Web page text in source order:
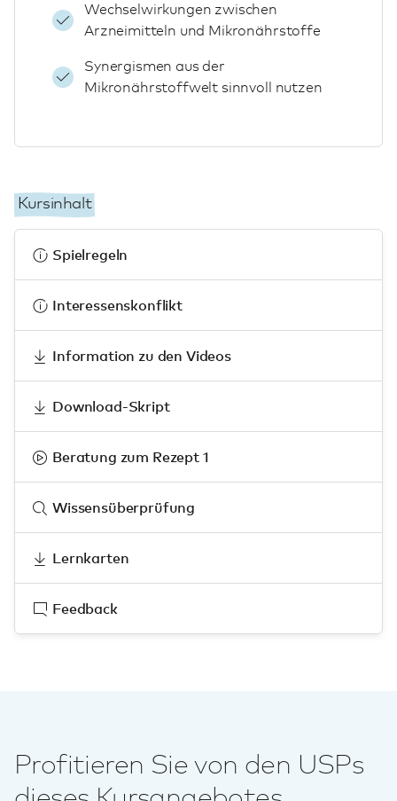
Wechselwirkungen zwischen
Arzneimitteln und Mikronährstoffe
Synergismen aus der
Mikronährstoffwelt sinnvoll nutzen
Kursinhalt
Spielregeln
Interessenskonflikt
Information zu den Videos
Download-Skript
Beratung zum Rezept 1
Wissensüberprüfung
Lernkarten
Feedback
Profitieren Sie von den USPs